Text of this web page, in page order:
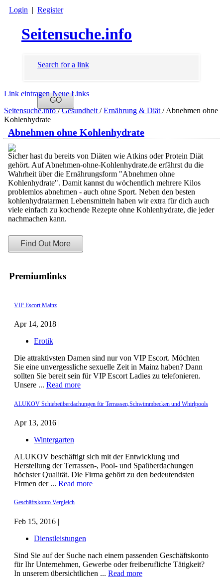
Login | Register
Seitensuche.info
Search for a link
Link eintragen Neue Links
Seitensuche.info/ Gesundheit/ Ernährung & Diät/Abnehmen ohne
Kohlenhydrate
Premiumlinks
VIP Escort Mainz
Apr 14, 2018 |
Erotik
Die attraktivsten Damen sind nur von VIP Escort. Möchten
Sie eine unvergessliche sexuelle Zeit in Mainz haben? Dann
sollten Sie bereit sein für VIP Escort Ladies zu telefonieren.
Unsere ... Read more
ALUKOV Schiebeüberdachungen für Terrassen,Schwimmbecken und Whirlpools
Apr 13, 2016 |
Wintergarten
ALUKOV beschäftigt sich mit der Entwicklung und
Herstellung der Terrassen-, Pool- und Spaüberdachungen
höchster Qualität. Die Firma gehört zu den bedeutendsten
Firmen der ... Read more
Geschäftskonto Vergleich
Feb 15, 2016 |
Dienstleistungen
Sind Sie auf der Suche nach einem passenden Geschäftskonto
für Ihr Unternehmen, Gewerbe oder freiberufliche Tätigkeit?
In unserem übersichtlichen ... Read more
Abnehmen ohne Kohlenhydrate
Sicher hast du bereits von Diäten wie Atkins oder Protein Diät
gehört. Auf Abnehmen-ohne-Kohlenhydrate.de erfährst du die
Wahrheit über die Ernährungsform "Abnehmen ohne
Kohlenhydrate". Damit kannst du wöchentlich mehrere Kilos
problemlos abnehmen - auch ohne Sport. Neben den besten
kohlenhydratarmen Lebensmitteln haben wir extra für dich auch
viele einfach zu kochende Rezepte ohne Kohlenhydrate, die jeder
nachmachen kann.
Find Out More